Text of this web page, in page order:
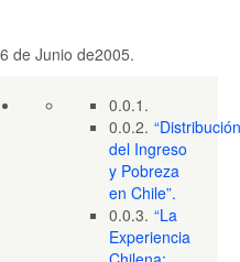
de Junio de2005.
0.0.1.
0.0.2. “Distribución
del Ingreso
y Pobreza
en Chile”.
0.0.3. “La
Experiencia